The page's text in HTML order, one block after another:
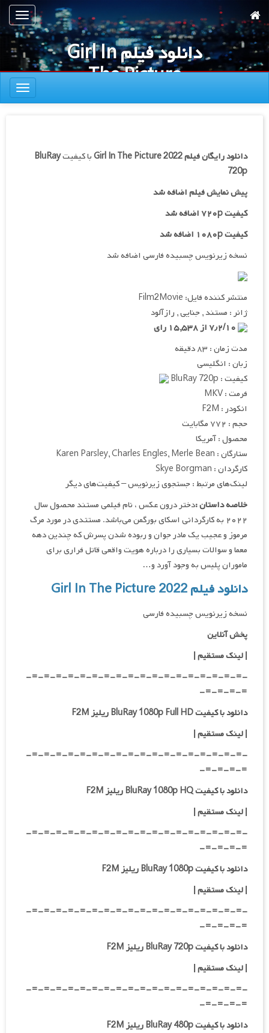
به
محتوای
اصلی
ناوبری
دانلود فیلم Girl In
The Picture
2022
ناوبری
دانلود رایگان فیلمGirl In The Picture 2022با کیفیتBluRay
720p
پیش نمایش فیلم اضافه شد
کیفیت ۷۲۰p اضافه شد
کیفیت ۱۰۸۰p اضافه شد
نسخه زیرنویس چسبیده فارسی اضافه شد
منتشر کننده فایل: Film2Movie
ژانر : مستند , جنایی , رازآلود
مدت زمان : ۸۳ دقیقه
زبان : انگلیسی
کیفیت : BluRay 720p
فرمت : MKV
انکودر : F2M
حجم : ۷۷۲ مگابایت
محصول : آمریکا
ستارگان : Karen Parsley, Charles Engles, Merle Bean
کارگردان : Skye Borgman
لینک‌های مرتبط : جستجوی زیرنویس – کیفیت‌های دیگر
خلاصه داستان :دختر درون عکس ، نام فیلمی مستند محصول سال
۲۰۲۲ به کارگردانی اسکای بورگمن می‌باشد. مستتدی در مورد مرگ
مرموز و عجیب یک مادر جوان و ربوده شدن پسرش که چندین دهه
معما و سوالات بسیاری را درباره هویت واقعی قاتل فراری برای
ماموران پلیس به وجود آورد و…
دانلود فیلم Girl In The Picture 2022
نسخه زیرنویس چسبیده فارسی
پخش آنلاین
| لینک مستقیم|
-=-=-=-=-=-=-=-=-=-=-=-=-=-=-=-=-=-=-
=-=-=-=-
دانلود با کیفیت BluRay 1080p Full HD ریلیز F2M
|لینک مستقیم|
-=-=-=-=-=-=-=-=-=-=-=-=-=-=-=-=-=-=-
=-=-=-=-
دانلود با کیفیت BluRay 1080p HQ ریلیز F2M
|لینک مستقیم|
-=-=-=-=-=-=-=-=-=-=-=-=-=-=-=-=-=-=-
=-=-=-=-
دانلود با کیفیت BluRay 1080p ریلیز F2M
|لینک مستقیم|
-=-=-=-=-=-=-=-=-=-=-=-=-=-=-=-=-=-=-
=-=-=-=-
دانلود با کیفیت BluRay 720p ریلیز F2M
| لینک مستقیم|
-=-=-=-=-=-=-=-=-=-=-=-=-=-=-=-=-=-=-
=-=-=-=-
دانلود با کیفیت BluRay 480p ریلیز F2M